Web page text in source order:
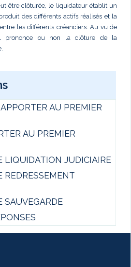
être clôturée, le liquidateur établit un
des différents actifs réalisés et la
les différents créanciers. Au vu de
prononce ou non la clôture de la
AU PREMIER
AU PREMIER
LIQUIDATION JUDICIAIRE
REDRESSEMENT
SAUVEGARDE